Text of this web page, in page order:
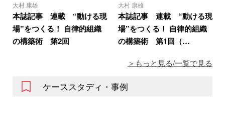
大村 康雄
本誌記事 連載 “動ける現
場”をつくる！ 自律的組織
の構築術 第2回
大村 康雄
本誌記事 連載 “動ける現
場”をつくる！ 自律的組織
の構築術 第1回（…
もっと見る/一覧で見る
ケーススタディ・事例